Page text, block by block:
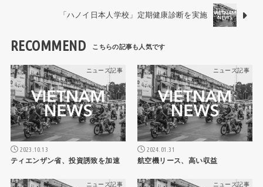
「ハノイ日本人学校」定期健康診断を実施
RECOMMEND
ニュース記事
2023.10.13
ティエンザン省、投資誘致を加速
ニュース記事
2024.01.31
航空機リース、高い収益
ニュース記事 ニュース記事